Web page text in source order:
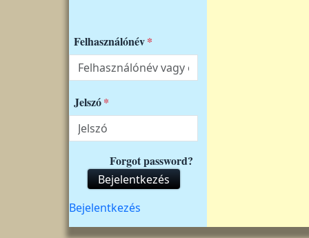
Felhasználónév
Jelszó
Forgot password?
Bejelentkezés
Felhasználói fiók menüje
Bejelentkezés